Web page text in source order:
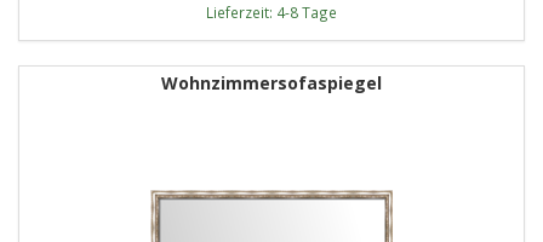
Lieferzeit: 4-8 Tage
Wohnzimmersofaspiegel